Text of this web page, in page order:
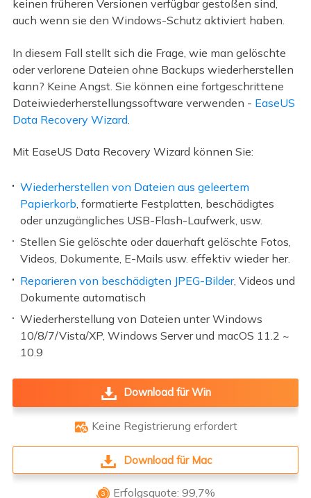
keinen früheren Versionen verfügbar gestoßen sind,
auch wenn sie den Windows-Schutz aktiviert haben.
In diesem Fall stellt sich die Frage, wie man gelöschte
oder verlorene Dateien ohne Backups wiederherstellen
kann? Keine Angst. Sie können eine fortgeschrittene
Dateiwiederherstellungssoftware verwenden - EaseUS
Data Recovery Wizard
Mit EaseUS Data Recovery Wizard können Sie:
Wiederherstellen von Dateien aus geleertem
Papierkorb , formatierte Festplatten, beschädigtes
oder unzugängliches USB-Flash-Laufwerk, usw.
Stellen Sie gelöschte oder dauerhaft gelöschte Fotos,
Videos, Dokumente, E-Mails usw. effektiv wieder her.
Reparieren von beschädigten JPEG-Bilder, Videos und
Dokumente automatisch
Wiederherstellung von Dateien unter Windows
10/8/7/Vista/XP, Windows Server und macOS 11.2 ~
10.9
Download für Win
 Keine Registrierung erfordert
Download für Mac
 Erfolgsquote: 99,7%